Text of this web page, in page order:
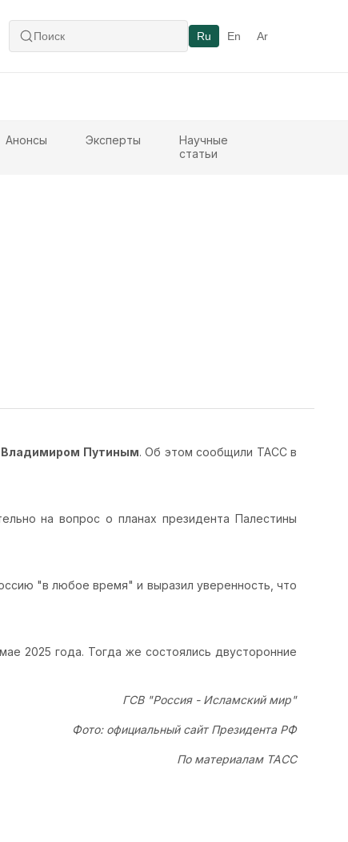
Ru En Ar
Анонсы Эксперты
Научные
статьи
Владимиром Путиным. Об этом сообщили ТАСС в
на вопрос о планах президента Палестины
"в любое время" и выразил уверенность, что
2025 года. Тогда же состоялись двусторонние
ГСВ "Россия - Исламский мир"
Фото: официальный сайт Президента РФ
По материалам ТАСС